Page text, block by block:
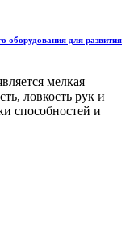
оборудования для развития
мелкая
ловкость рук и
способностей и